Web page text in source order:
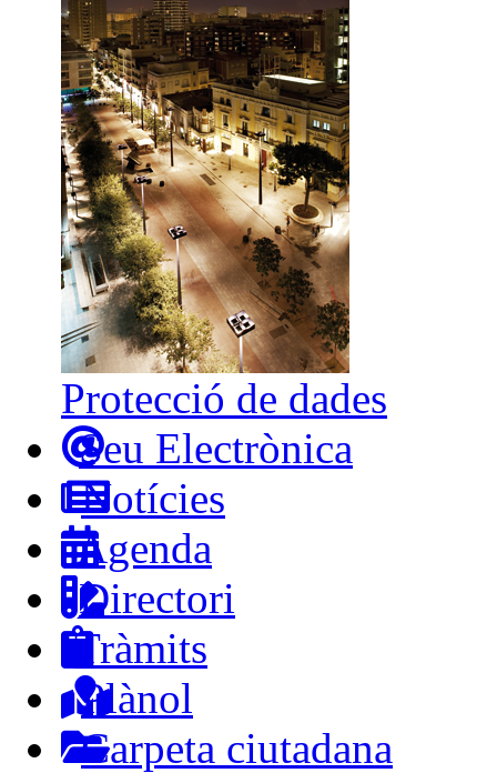
Protecció de dades
Seu Electrònica
Notícies
Agenda
Directori
Tràmits
Plànol
Carpeta ciutadana